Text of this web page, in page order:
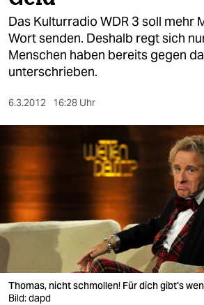
öko
gesellschaft
kultur
sport
nord
wahrheit
verlag
verlag
veranstaltungen
Das Kulturradio WDR 3 soll mehr
Wort senden. Deshalb regt sich
Menschen haben bereits gegen
unterschrieben.
6.3.2012 16:28 Uhr
Thomas, nicht schmollen! Für dich gibt's
Bild: dapd